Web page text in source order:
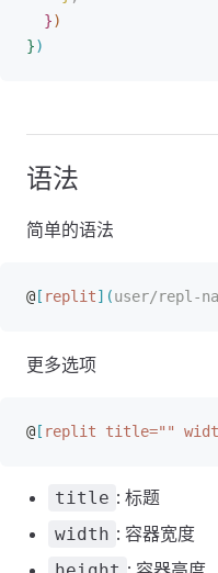
})
})
语法
简单的语法
@ [ replit] (user/repl-
更多选项
@ [ replit title=""
title : 标题
width : 容器宽度